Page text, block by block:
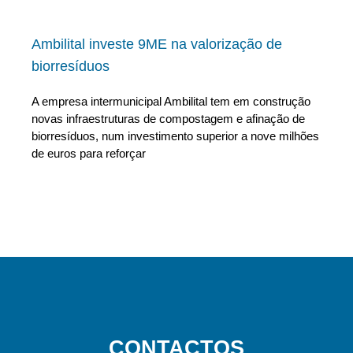
Ambilital investe 9ME na valorização de
biorresíduos
A empresa intermunicipal Ambilital tem em construção
novas infraestruturas de compostagem e afinação de
biorresíduos, num investimento superior a nove milhões
de euros para reforçar
CONTACTOS